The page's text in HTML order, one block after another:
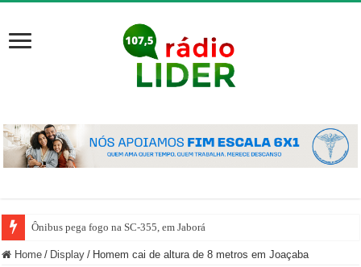
Ônibus pega fogo na SC-355, em Jaborá
Home / Display / Homem cai de altura de 8 metros em Joaçaba